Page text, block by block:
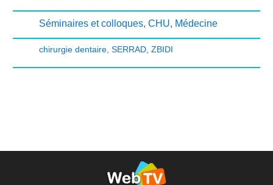
Séminaires et colloques, CHU, Médecine
chirurgie dentaire, SERRAD, ZBIDI